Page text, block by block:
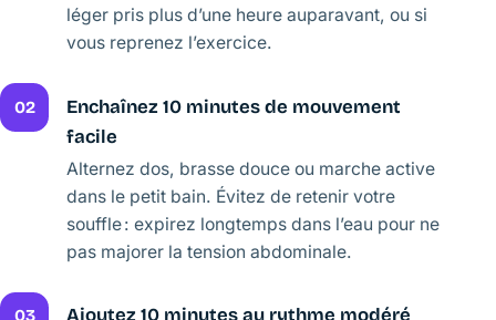
léger pris plus d’une heure auparavant, ou si
vous reprenez l’exercice.
02
Enchaînez 10 minutes de mouvement
facile
Alternez dos, brasse douce ou marche active
dans le petit bain. Évitez de retenir votre
souffle : expirez longtemps dans l’eau pour ne
pas majorer la tension abdominale.
03 Ajoutez 10 minutes au rythme modéré